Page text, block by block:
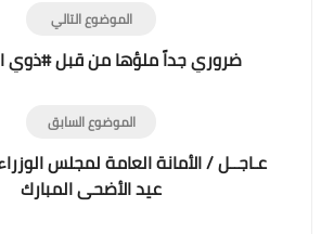
الموضوع التالي
ضروري جداً ملؤها من قبل #ذوي
الموضوع السابق
عـاجــل / الأمانة العامة لمجلس
عيد الأضحى المبارك